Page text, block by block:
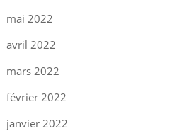
mai 2022
avril 2022
mars 2022
février 2022
janvier 2022